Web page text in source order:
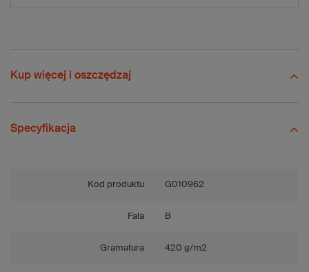
Kup więcej i oszczędzaj
Specyfikacja
Kod produktu G010962
Fala B
Gramatura 420 g/m2